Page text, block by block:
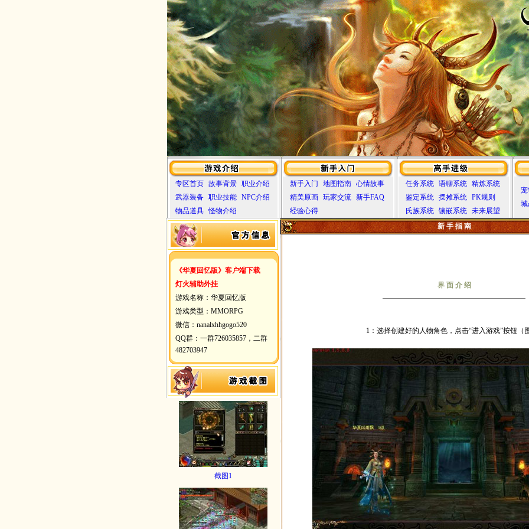
专区首页 故事背景
职业介绍
武器装备
职业技能
NPC介绍
物品道具 怪物介绍
新手入门 地图指南 心情故事
精美原画 玩家交流 新手FAQ
经验心得
任务系统 语聊系统 精炼系统
鉴定系统 摆摊系统 PK规则
氏族系统 镶嵌系统 未来展望
宠
城
《华夏回忆版》客户端下载
灯火辅助外挂
游戏名称：华夏回忆版
游戏类型：MMORPG
微信：nanalxhhgogo520
QQ群：一群726035857，二群
482703947
截图1
新 手 指 南
界 面 介 绍
1：选择创建好的人物角色，点击“进入游戏”按钮（